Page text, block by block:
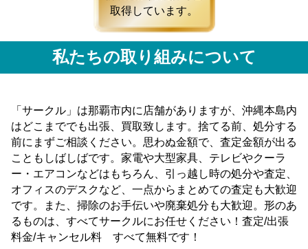
取得しています。
私たちの取り組みについて
「サークル」は那覇市内に店舗がありますが、沖縄本島内
はどこまででも出張、買取致します。捨てる前、処分する
前にまずご相談ください。思わぬ金額で、査定金額が出る
こともしばしばです。家電や大型家具、テレビやクーラ
ー・エアコンなどはもちろん、引っ越し時の処分や査定、
オフィスのデスクなど、一点からまとめての査定も大歓迎
です。また、掃除のお手伝いや廃棄処分も大歓迎。形のあ
るものは、すべてサークルにお任せください！査定/出張
料金/キャンセル料 すべて無料です！